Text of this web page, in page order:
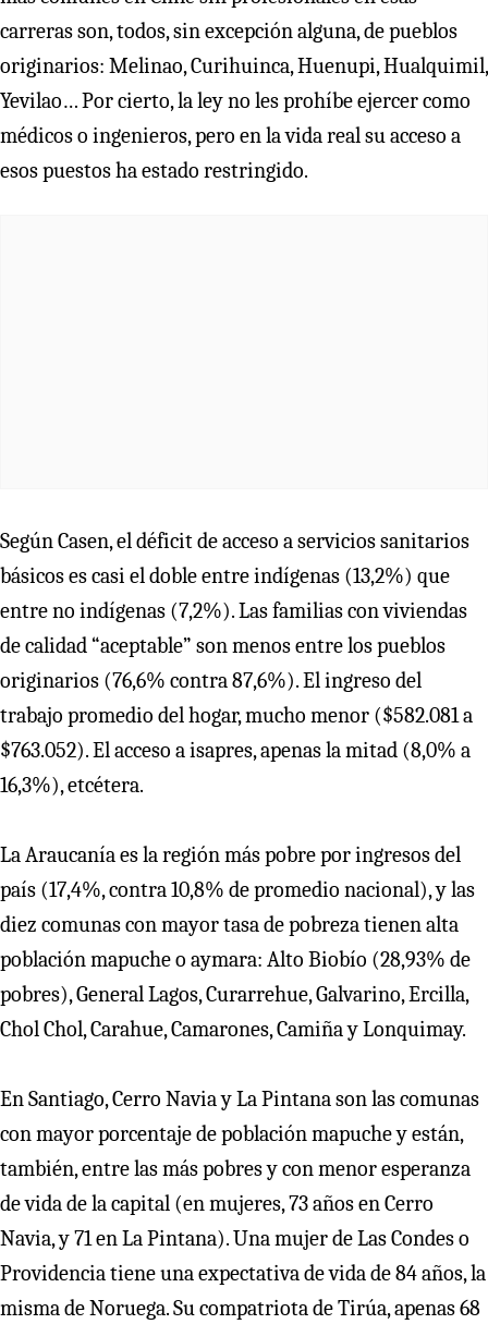
carreras son, todos, sin excepción alguna, de pueblos
originarios: Melinao, Curihuinca, Huenupi, Hualquimil,
Yevilao… Por cierto, la ley no les prohíbe ejercer como
médicos o ingenieros, pero en la vida real su acceso a
esos puestos ha estado restringido.
Según Casen, el déficit de acceso a servicios sanitarios
básicos es casi el doble entre indígenas (13,2%) que
entre no indígenas (7,2%). Las familias con viviendas
de calidad “aceptable” son menos entre los pueblos
originarios (76,6% contra 87,6%). El ingreso del
trabajo promedio del hogar, mucho menor ($582.081 a
$763.052). El acceso a isapres, apenas la mitad (8,0% a
16,3%), etcétera.
La Araucanía es la región más pobre por ingresos del
país (17,4%, contra 10,8% de promedio nacional), y las
diez comunas con mayor tasa de pobreza tienen alta
población mapuche o aymara: Alto Biobío (28,93% de
pobres), General Lagos, Curarrehue, Galvarino, Ercilla,
Chol Chol, Carahue, Camarones, Camiña y Lonquimay.
En Santiago, Cerro Navia y La Pintana son las comunas
con mayor porcentaje de población mapuche y están,
también, entre las más pobres y con menor esperanza
de vida de la capital (en mujeres, 73 años en Cerro
Navia, y 71 en La Pintana). Una mujer de Las Condes o
Providencia tiene una expectativa de vida de 84 años, la
misma de Noruega. Su compatriota de Tirúa, apenas 68